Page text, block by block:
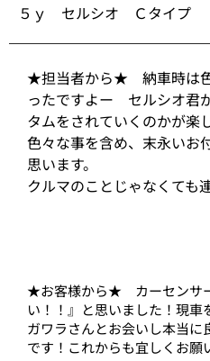
５ｙ セルシオ Ｃタイプ
★担当者から★ 納車時は
ったですよー セルシオ君
タムをされていくのかが楽
色々な事を含め、末永いお
思います。
クルマのことじゃなくて
★お客様から★ カーセンサ
い！！』と思いました！現車
ガワラさんとお会いし本当に
です！これからも宜しくお願